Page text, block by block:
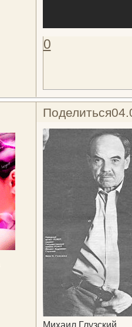
0
Поделиться
Михаил Глузский